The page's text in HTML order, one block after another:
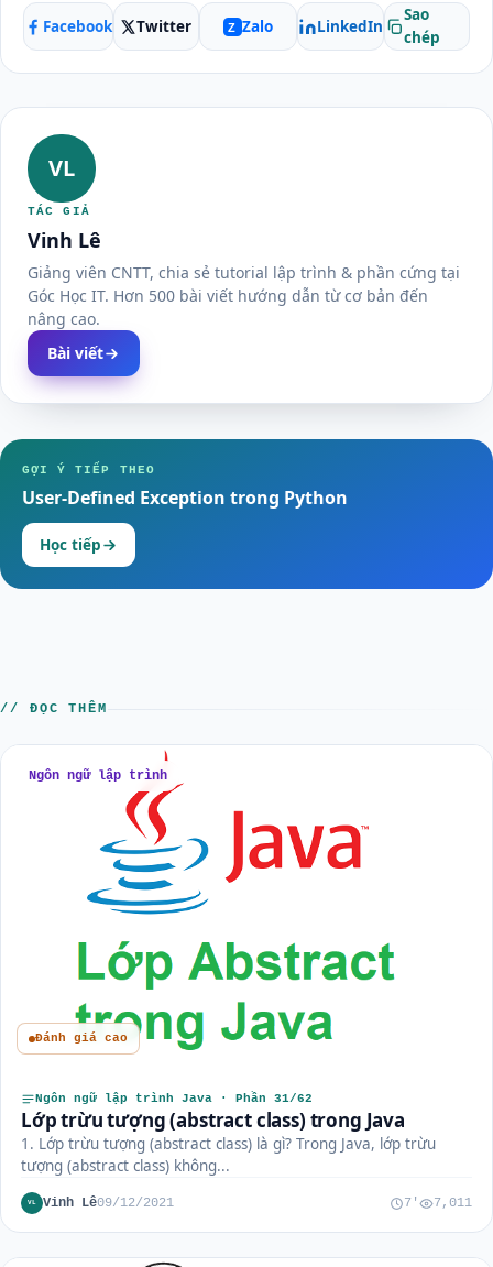
Facebook Twitter Z Zalo LinkedIn
Sao
chép
VL
TÁC GIẢ
Vinh Lê
Giảng viên CNTT, chia sẻ tutorial lập trình & phần cứng tại
Góc Học IT. Hơn 500 bài viết hướng dẫn từ cơ bản đến
nâng cao.
Bài viết
GỢI Ý TIẾP THEO
User-Defined Exception trong Python
Học tiếp
// ĐỌC THÊM
Ngôn ngữ lập trình
Đánh giá cao
Ngôn ngữ lập trình Java · Phần 31/62
Lớp trừu tượng (abstract class) trong Java
1. Lớp trừu tượng (abstract class) là gì? Trong Java, lớp trừu
tượng (abstract class) không...
VL Vinh Lê09/12/2021 7' 7,011